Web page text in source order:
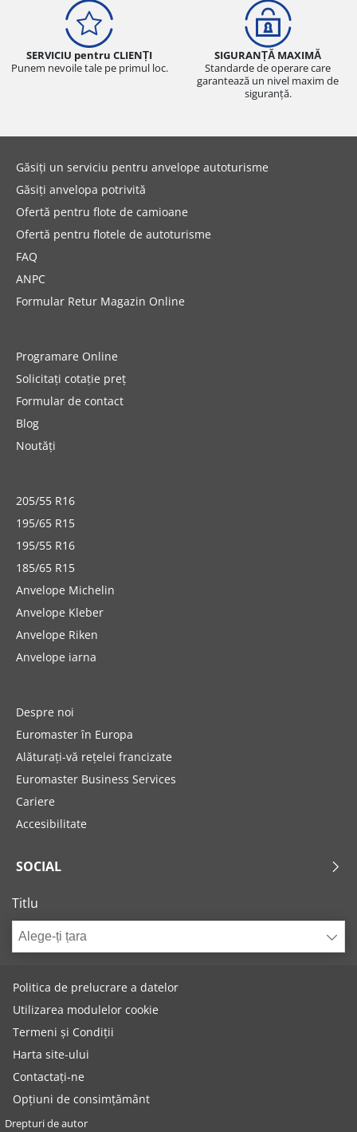
SERVICIU pentru CLIENȚI
Punem nevoile tale pe primul loc.
SIGURANȚĂ MAXIMĂ
Standarde de operare care
garantează un nivel maxim de
siguranță.
Găsiți un serviciu pentru anvelope autoturisme
Găsiți anvelopa potrivită
Ofertă pentru flote de camioane
Ofertă pentru flotele de autoturisme
FAQ
ANPC
Formular Retur Magazin Online
Programare Online
Solicitați cotație preț
Formular de contact
Blog
Noutăți
205/55 R16
195/65 R15
195/55 R16
185/65 R15
Anvelope Michelin
Anvelope Kleber
Anvelope Riken
Anvelope iarna
Despre noi
Euromaster în Europa
Alăturați-vă rețelei francizate
Euromaster Business Services
Cariere
Accesibilitate
SOCIAL
Titlu
Alege-ți țara
Politica de prelucrare a datelor
Utilizarea modulelor cookie
Termeni și Condiții
Harta site-ului
Contactați-ne
Opțiuni de consimțământ
Drepturi de autor